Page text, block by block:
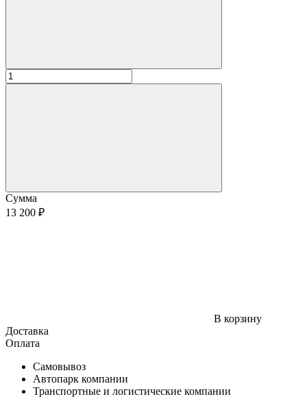
Сумма
13 200 ₽
В корзину
Доставка
Оплата
Самовывоз
Автопарк компании
Транспортные и логистические компании